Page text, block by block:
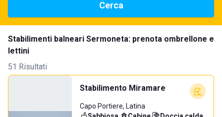
Cerca
Stabilimenti balneari Sermoneta: prenota ombrellone e
lettini
51 Risultati
Stabilimento Miramare
Capo Portiere, Latina